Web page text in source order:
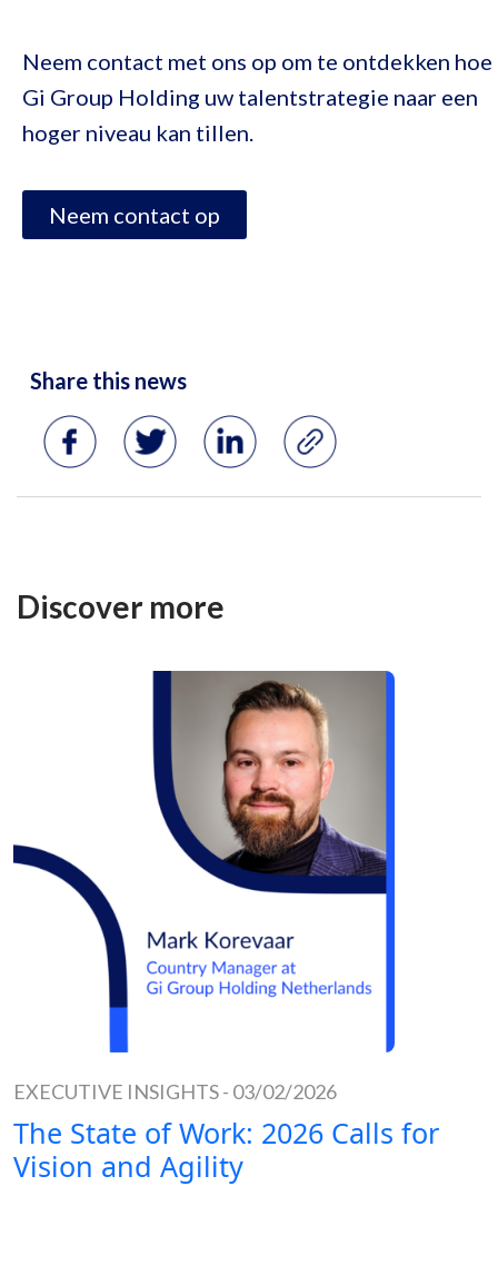
Neem contact met ons op om te ontdekken hoe
Gi Group Holding uw talentstrategie naar een
hoger niveau kan tillen.
Neem contact op
Share this news
Discover more
EXECUTIVE INSIGHTS- 03/02/2026
The State of Work: 2026 Calls for
Vision and Agility